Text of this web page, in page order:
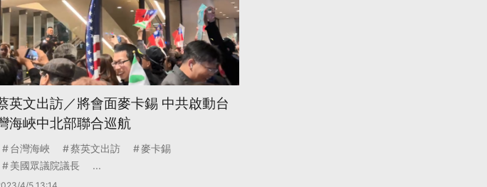
英文出訪／將會面麥卡錫 中共啟動台
海峽中北部聯合巡航
台灣海峽 蔡英文出訪
麥卡錫
美國眾議院議長
...